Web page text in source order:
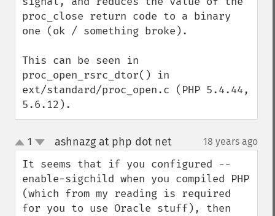
proc_close return code to a binary
one (ok / something broke).
This can be seen in
proc_open_rsrc_dtor() in
ext/standard/proc_open.c (PHP 5.4.44,
5.6.12).
up
down
1 ashnazg at php dot net¶ 18 years ago
It seems that if you configured --
enable-sigchild when you compiled PHP
(which from my reading is required
for you to use Oracle stuff), then